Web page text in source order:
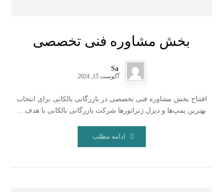
بخش مشاوره فنی تخصصی
Sa
آگوست 15, 2024
افتتاح بخش مشاوره فنی تخصصی در بازرگانی بالکانی برای انتخاب
بهترین پمپ‌ها و دیزل ژنراتورها شرکت بازرگانی بالکانی با هدف ...
ادامه مطلب